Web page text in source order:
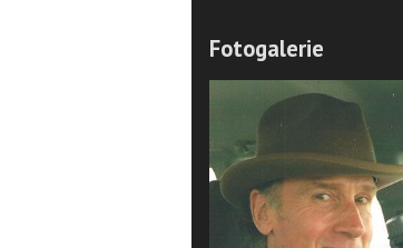
Fotogalerie